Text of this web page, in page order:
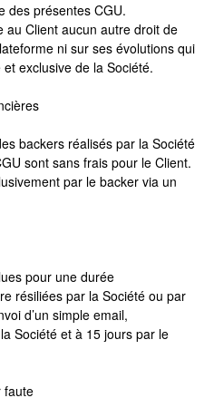
des présentes CGU.
au Client aucun autre droit de
ni sur ses évolutions qui
exclusive de la Société.
backers réalisés par la Société
sont sans frais pour le Client.
par le backer via un
pour une durée
résiliées par la Société ou par
d’un simple email,
Société et à 15 jours par le
faute